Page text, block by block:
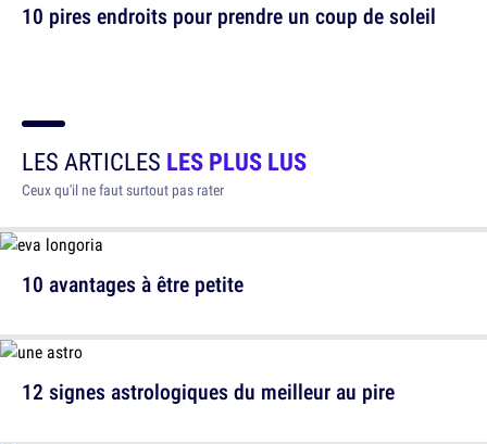
10 pires endroits pour prendre un coup de soleil
LES ARTICLES LES PLUS LUS
Ceux qu'il ne faut surtout pas rater
10 avantages à être petite
12 signes astrologiques du meilleur au pire